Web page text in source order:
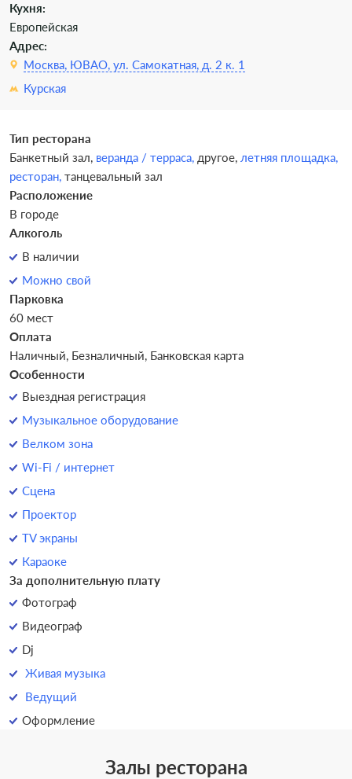
Кухня:
Европейская
Адрес:
Москва, ЮВАО, ул. Самокатная, д. 2 к. 1
Курская
Тип ресторана
Банкетный зал, веранда / терраса, другое, летняя площадка,
ресторан, танцевальный зал
Расположение
В городе
Алкоголь
В наличии
Можно свой
Парковка
60 мест
Оплата
Наличный, Безналичный, Банковская карта
Особенности
Выездная регистрация
Музыкальное оборудование
Велком зона
Wi-Fi / интернет
Сцена
Проектор
TV экраны
Караоке
За дополнительную плату
Фотограф
Видеограф
Dj
Живая музыка
Ведущий
Оформление
Залы ресторана